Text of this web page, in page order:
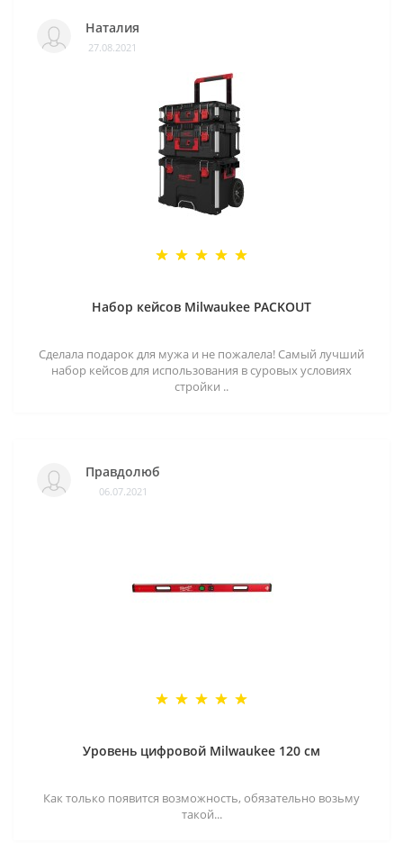
Наталия
27.08.2021
Набор кейсов Milwaukee PACKOUT
Сделала подарок для мужа и не пожалела! Самый лучший
набор кейсов для использования в суровых условиях
стройки ..
Правдолюб
06.07.2021
Уровень цифровой Milwaukee 120 см
Как только появится возможность, обязательно возьму
такой...